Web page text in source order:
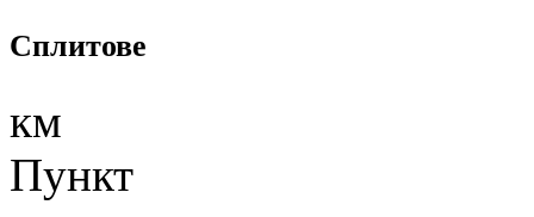
Сплитове
км
Пункт